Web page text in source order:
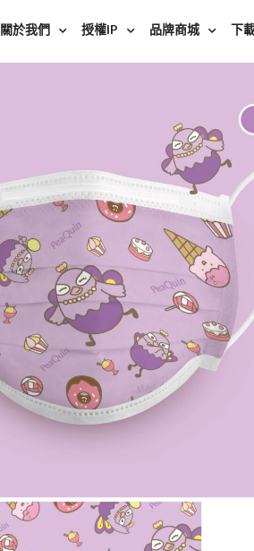
關於我們 授權IP 品牌商城 下